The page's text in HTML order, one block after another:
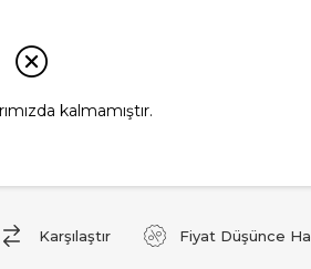
kalmamıştır.
Karşılaştır Fiyat Düşünce